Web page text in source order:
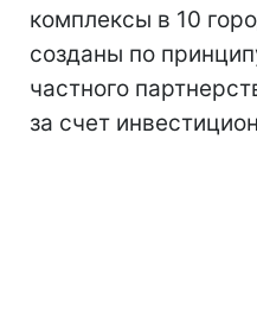
комплексы в 10
созданы по
частного
за счет